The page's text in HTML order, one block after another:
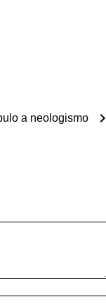
a neologismo chevron_right